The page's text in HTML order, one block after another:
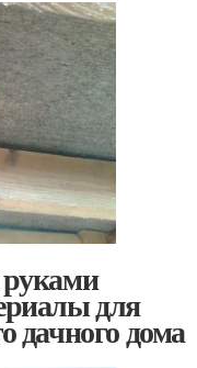
для
дачного дома